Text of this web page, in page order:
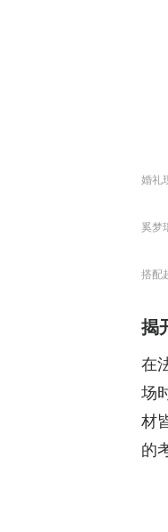
婚礼
奚梦
搭配
揭
在
场
材
的